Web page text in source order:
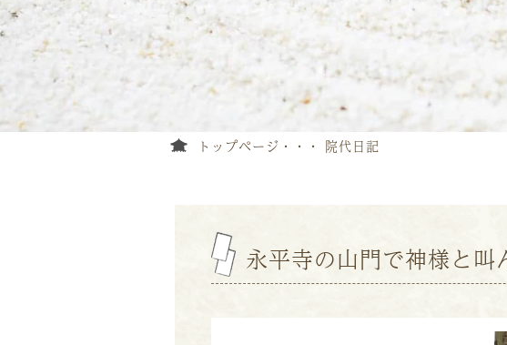
トップページ 院代日記
永平寺の山門で神様と叫